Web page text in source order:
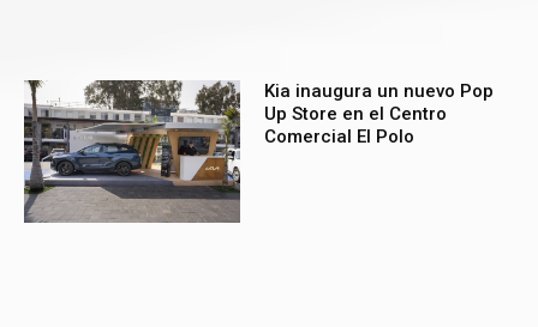
Kia inaugura un nuevo Pop
Up Store en el Centro
Comercial El Polo